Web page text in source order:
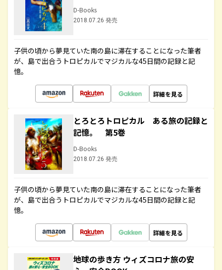
D-Books
2018.07.26 発売
子供の頃から夢見ていた南の島に滞在することになった筆者
が、島で出合うトロピカルでマジカルな45日間の記録と記
憶。
詳細を見る
とろとろトロピカル ある旅の記録と
記憶。 第5巻
D-Books
2018.07.26 発売
子供の頃から夢見ていた南の島に滞在することになった筆者
が、島で出合うトロピカルでマジカルな45日間の記録と記
憶。
詳細を見る
地球の歩き方 ウィズコロナ旅の安